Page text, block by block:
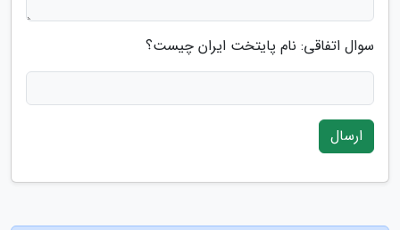
سوال اتفاقی: نام پایتخت ایران چیست؟
ارسال